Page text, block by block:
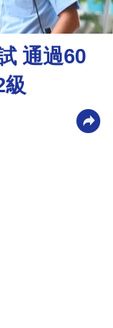
通過60